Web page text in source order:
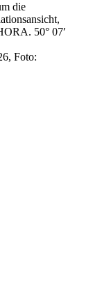
die
50° 07′
Foto: